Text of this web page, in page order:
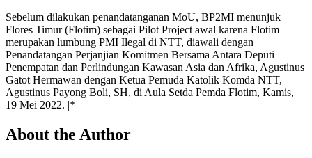
Sebelum dilakukan penandatanganan MoU, BP2MI menunjuk
Flores Timur (Flotim) sebagai Pilot Project awal karena Flotim
merupakan lumbung PMI Ilegal di NTT, diawali dengan
Penandatangan Perjanjian Komitmen Bersama Antara Deputi
Penempatan dan Perlindungan Kawasan Asia dan Afrika, Agustinus
Gatot Hermawan dengan Ketua Pemuda Katolik Komda NTT,
Agustinus Payong Boli, SH, di Aula Setda Pemda Flotim, Kamis,
19 Mei 2022. |*
About the Author